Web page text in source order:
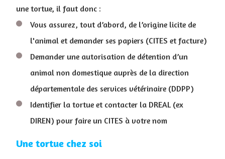
une tortue, il faut donc :
Vous assurez, tout d’abord, de l’origine licite de
l'animal et demander ses papiers (CITES et facture)
Demander une autorisation de détention d’un
animal non domestique auprès de la direction
départementale des services vétérinaire (DDPP)
Identifier la tortue et contacter la DREAL (ex
DIREN) pour faire un CITES à votre nom
Une tortue chez soi